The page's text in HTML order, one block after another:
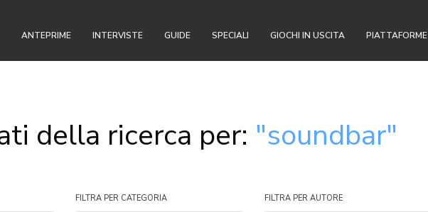
ANTEPRIME INTERVISTE GUIDE SPECIALI GIOCHI IN USCITA PIATTAFORME
della ricerca per: "soundbar"
FILTRA PER CATEGORIA FILTRA PER AUTORE